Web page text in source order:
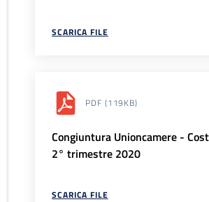
SCARICA FILE
PDF (119KB)
Congiuntura Unioncamere -
2° trimestre 2020
SCARICA FILE